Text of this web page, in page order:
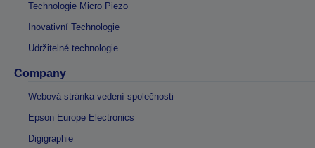
Technologie Micro Piezo
Inovativní Technologie
Udržitelné technologie
Company
Webová stránka vedení společnosti
Epson Europe Electronics
Digigraphie